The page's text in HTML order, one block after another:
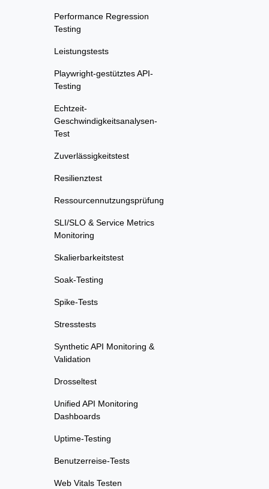
Performance Regression
Testing
Leistungstests
Playwright-gestütztes API-
Testing
Echtzeit-
Geschwindigkeitsanalysen-
Test
Zuverlässigkeitstest
Resilienztest
Ressourcennutzungsprüfung
SLI/SLO & Service Metrics
Monitoring
Skalierbarkeitstest
Soak-Testing
Spike-Tests
Stresstests
Synthetic API Monitoring &
Validation
Drosseltest
Unified API Monitoring
Dashboards
Uptime-Testing
Benutzerreise-Tests
Web Vitals Testen